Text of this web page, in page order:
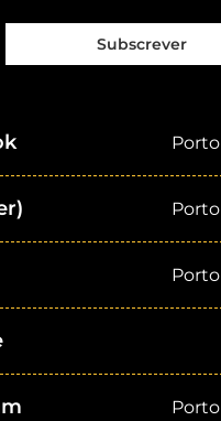
Subscrever
Porto
Porto
Porto
Porto